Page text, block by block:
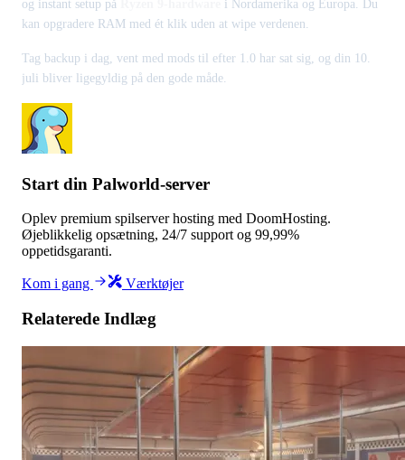
og instant setup på
i Nordamerika og Europa. Du
kan opgradere RAM med ét klik uden at wipe verdenen.
Tag backup i dag, vent med mods til efter 1.0 har sat sig, og din 10.
juli bliver ligegyldig på den gode måde.
Start din Palworld-server
Oplev premium spilserver hosting med DoomHosting.
Øjeblikkelig opsætning, 24/7 support og 99,99%
oppetidsgaranti.
Kom i gang Værktøjer
Relaterede Indlæg